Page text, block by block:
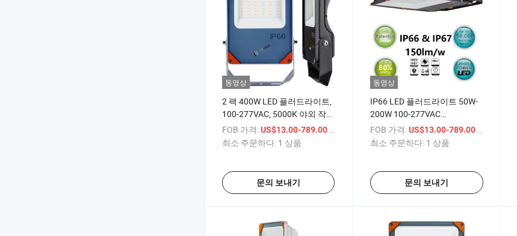
동영상
2 팩 400W LED 플러드라이트,
100-277VAC, 5000K 야외 작업
조명, 상업용 스포트라이트
FOB 가격:US$13.00-789.00 / 상품
최소 주문하다: 1 상품
문의 보내기
동영상
IP66 LED 플러드라이트 50W-
200W 100-277VAC
3000K/4000K/5000K/6000K
비대칭 빔으로 야외 광고판, 외
FOB 가격: US$13.00-789.00 / 상품
최소 주문하다: 1 상품
문의 보내기